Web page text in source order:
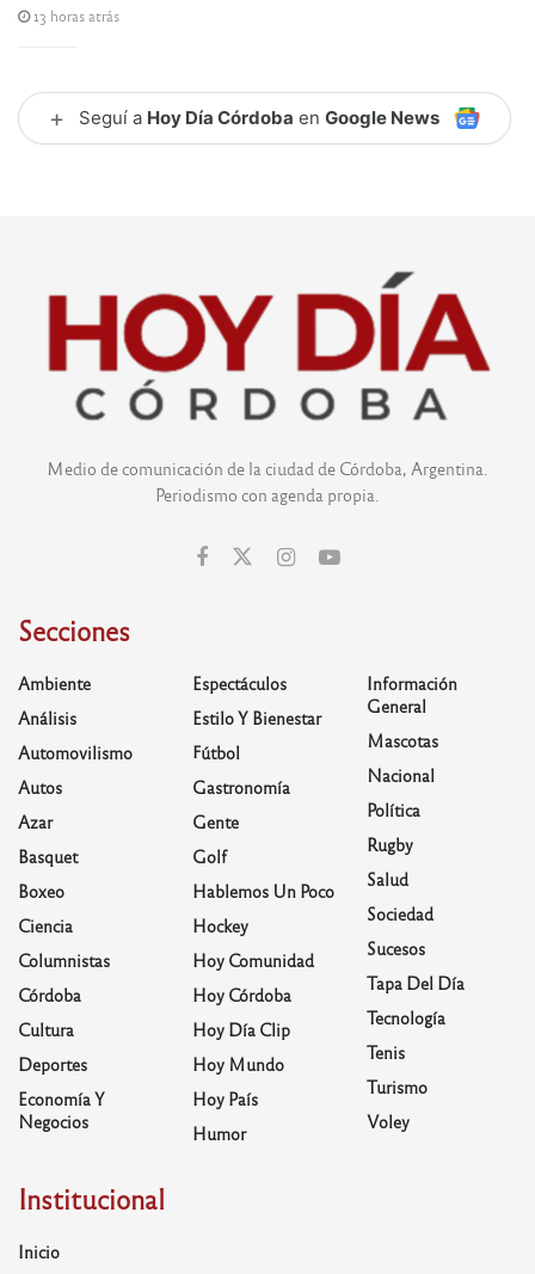
13 horas atrás
+ Seguí a Hoy Día Córdoba en Google News
Medio de comunicación de la ciudad de Córdoba, Argentina.
Periodismo con agenda propia.
Secciones
Ambiente
Análisis
Automovilismo
Autos
Azar
Basquet
Boxeo
Ciencia
Columnistas
Córdoba
Cultura
Deportes
Economía Y
Negocios
Espectáculos
Estilo Y Bienestar
Fútbol
Gastronomía
Gente
Golf
Hablemos Un Poco
Hockey
Hoy Comunidad
Hoy Córdoba
Hoy Día Clip
Hoy Mundo
Hoy País
Humor
Información
General
Mascotas
Nacional
Política
Rugby
Salud
Sociedad
Sucesos
Tapa Del Día
Tecnología
Tenis
Turismo
Voley
Institucional
Inicio